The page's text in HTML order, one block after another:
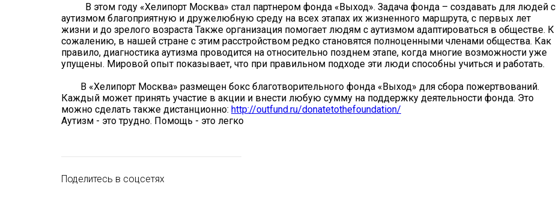
В этом году «Хелипорт Москва» стал партнером фонда «Выход». Задача фонда – создавать для людей с
аутизмом благоприятную и дружелюбную среду на всех этапах их жизненного маршрута, с первых лет
жизни и до зрелого возраста Также организация помогает людям с аутизмом адаптироваться в обществе. К
сожалению, в нашей стране с этим расстройством редко становятся полноценными членами общества. Как
правило, диагностика аутизма проводится на относительно позднем этапе, когда многие возможности уже
упущены. Мировой опыт показывает, что при правильном подходе эти люди способны учиться и работать.
В «Хелипорт Москва» размещен бокс благотворительного фонда «Выход» для сбора пожертвований.
Каждый может принять участие в акции и внести любую сумму на поддержку деятельности фонда. Это
можно сделать также дистанционно: http://outfund.ru/donatetothefoundation/
Аутизм - это трудно. Помощь - это легко
Поделитесь в соцсетях